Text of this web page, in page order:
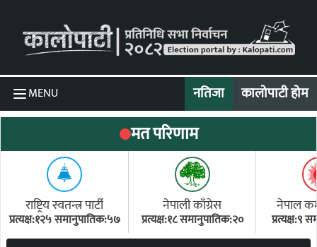
MENU नतिजा कालोपाटी होम
मत परिणाम
राष्ट्रिय स्वतन्त्र पार्टी
प्रत्यक्ष:१२५ समानुपातिक:५७
नेपाली काँग्रेस
प्रत्यक्ष:१८ समानुपातिक:२०
नेपाल
प्रत्यक्ष:९